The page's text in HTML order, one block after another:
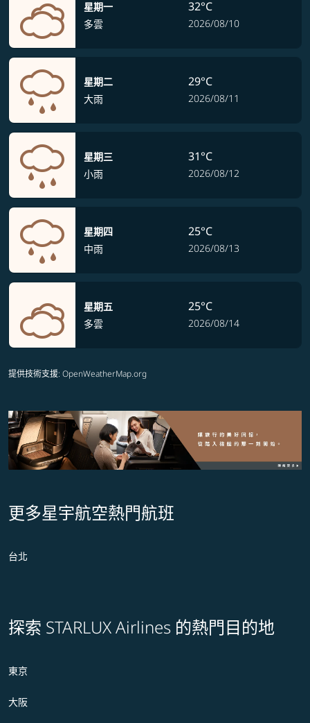
星期一
多雲
32°C
2026/08/10
星期二
大雨
29°C
2026/08/11
星期三
小雨
31°C
2026/08/12
星期四
中雨
25°C
2026/08/13
星期五
多雲
25°C
2026/08/14
提供技術支援: OpenWeatherMap.org
更多星宇航空熱門航班
台北
探索 STARLUX Airlines 的熱門目的地
東京
大阪